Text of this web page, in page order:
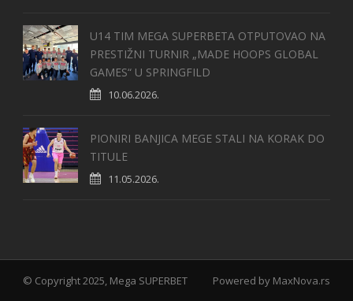
U14 TIM MEGA SUPERBETA OTPUTOVAO NA
PRESTIŽNI TURNIR „MADE HOOPS GLOBAL
GAMES“ U SPRINGFILD
10.06.2026.
PIONIRI BANJICA MEGE STALI NA KORAK DO
TITULE
11.05.2026.
© Copyright 2025, Mega SUPERBET Powered by MaxNova.rs